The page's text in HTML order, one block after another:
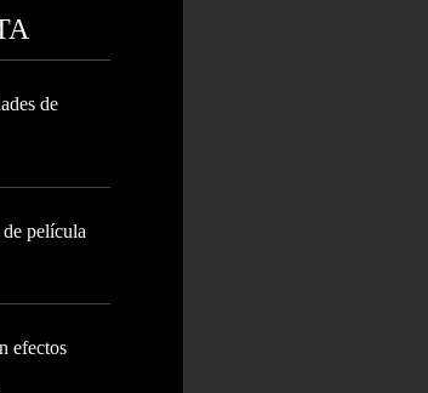
de
de película
efectos